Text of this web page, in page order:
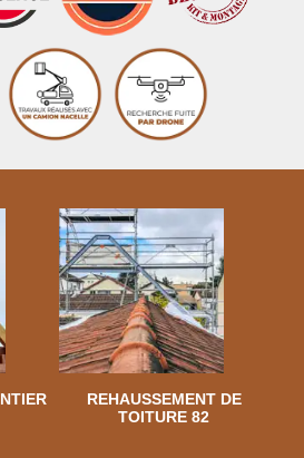
REHAUSSEMENT DE
TOITURE 82